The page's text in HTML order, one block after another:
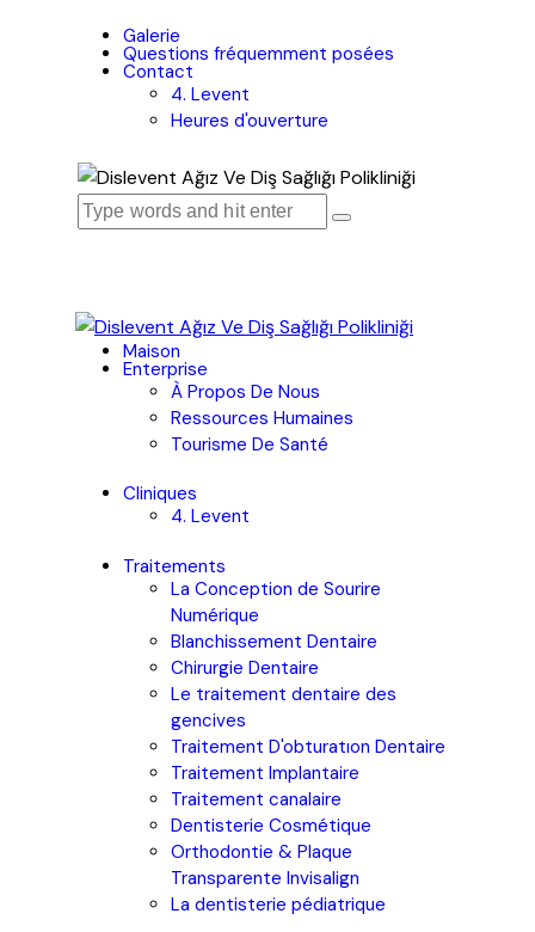
Galerie
Questions fréquemment posées
Contact
4. Levent
Heures d'ouverture
Maison
Enterprise
À Propos De Nous
Ressources Humaines
Tourisme De Santé
Cliniques
4. Levent
Traitements
La Conception de Sourire
Numérique
Blanchissement Dentaire
Chirurgie Dentaire
Le traitement dentaire des
gencives
Traitement D'obturatıon Dentaire
Traitement Implantaire
Traitement canalaire
Dentisterie Cosmétique
Orthodontie & Plaque
Transparente Invisalign
La dentisterie pédiatrique